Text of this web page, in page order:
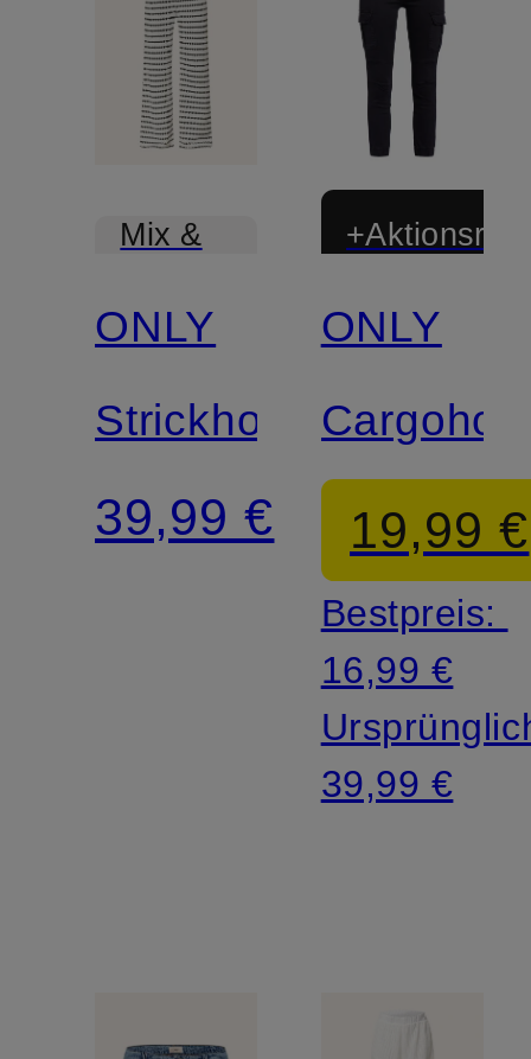
Mix &
ONLY
Strickhose
39,99 €
ONLY
19,99 €
Bestpreis:
16,99 €
39,99 €